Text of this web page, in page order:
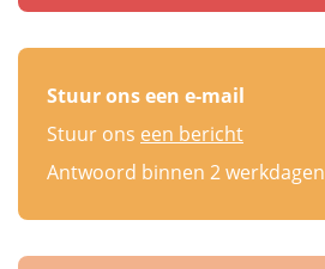
Stuur ons een e-mail
Stuur ons een bericht
Antwoord binnen 2 werkdagen